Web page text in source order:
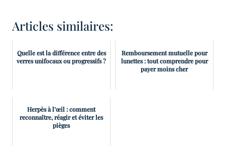
Articles similaires:
Quelle est la différence entre des
verres unifocaux ou progressifs ?
Remboursement mutuelle pour
lunettes : tout comprendre pour
payer moins cher
Herpès à l’œil : comment
reconnaître, réagir et éviter les
pièges